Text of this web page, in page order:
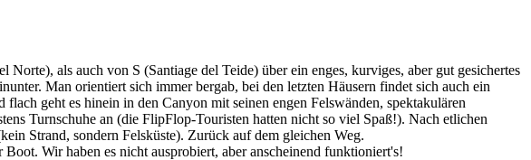
als auch von S (Santiage del Teide) über ein enges, kurviges, aber gut gesichertes
Man orientiert sich immer bergab, bei den letzten Häusern findet sich auch ein
geht es hinein in den Canyon mit seinen engen Felswänden, spektakulären
Turnschuhe an (die FlipFlop-Touristen hatten nicht so viel Spaß!). Nach etlichen
Strand, sondern Felsküste). Zurück auf dem gleichen Weg.
Wir haben es nicht ausprobiert, aber anscheinend funktioniert's!